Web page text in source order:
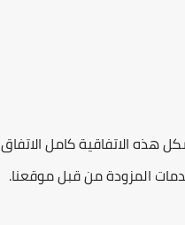
هذه الاتفاقية كامل الاتفاق
المزودة من قبل موقعنا.